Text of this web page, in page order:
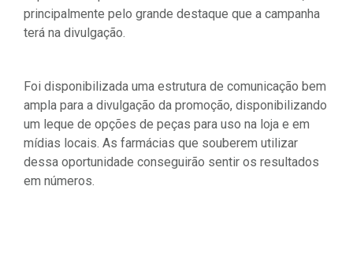
principalmente pelo grande destaque que a campanha
terá na divulgação.
Foi disponibilizada uma estrutura de comunicação bem
ampla para a divulgação da promoção, disponibilizando
um leque de opções de peças para uso na loja e em
mídias locais. As farmácias que souberem utilizar
dessa oportunidade conseguirão sentir os resultados
em números.